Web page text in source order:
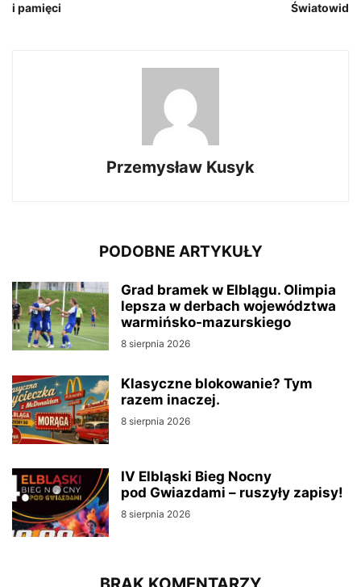
i pamięci
Światowid
Przemysław Kusyk
PODOBNE ARTYKUŁY
Grad bramek w Elblągu. Olimpia
lepsza w derbach województwa
warmińsko-mazurskiego
8 sierpnia 2026
Klasyczne blokowanie? Tym
razem inaczej.
8 sierpnia 2026
IV Elbląski Bieg Nocny
pod Gwiazdami – ruszyły zapisy!
8 sierpnia 2026